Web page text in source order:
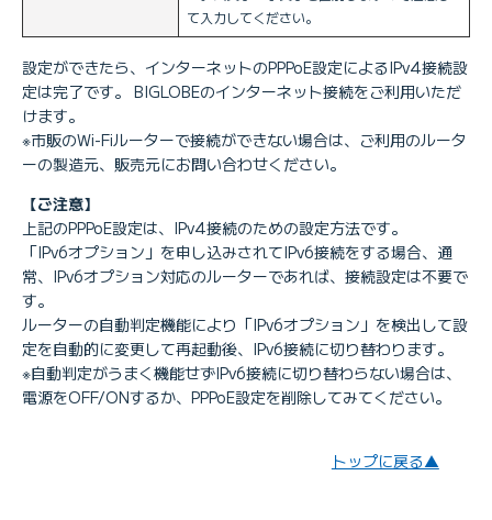
て入力してください。
設定ができたら、インターネットのPPPoE設定によるIPv4接続設
定は完了です。 BIGLOBEのインターネット接続をご利用いただ
けます。
※市販のWi-Fiルーターで接続ができない場合は、ご利用のルータ
ーの製造元、販売元にお問い合わせください。
【ご注意】
上記のPPPoE設定は、IPv4接続のための設定方法です。
「IPv6オプション」を申し込みされてIPv6接続をする場合、通
常、IPv6オプション対応のルーターであれば、接続設定は不要で
す。
ルーターの自動判定機能により「IPv6オプション」を検出して設
定を自動的に変更して再起動後、IPv6接続に切り替わります。
※自動判定がうまく機能せずIPv6接続に切り替わらない場合は、
電源をOFF/ONするか、PPPoE設定を削除してみてください。
トップに戻る▲